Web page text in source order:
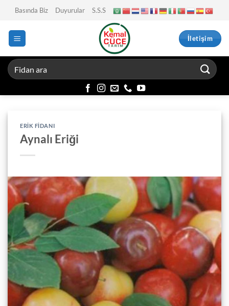
İçeriğeBasında Biz Duyurular S.S.S
İletişim
ERIK FIDANI
Aynalı Eriği